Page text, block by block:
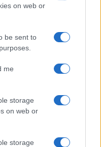
on web or
be sent to
me
storage
on web or
storage
140 új